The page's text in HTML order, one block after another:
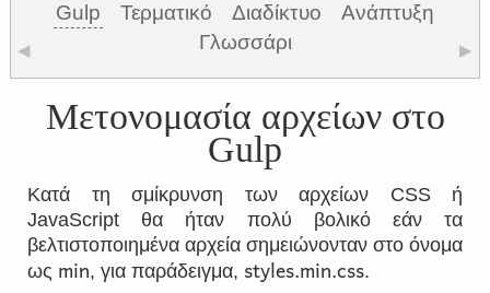
Gulp
Τερματικό Διαδίκτυο
Ανάπτυξη
Γλωσσάρι
◀ ▶
Μετονομασία αρχείων στο
Gulp
Κατά τη σμίκρυνση των αρχείων CSS ή
JavaScript θα ήταν πολύ βολικό εάν τα
βελτιστοποιημένα αρχεία σημειώνονταν στο όνομα
ως min, για παράδειγμα, styles.min.css.